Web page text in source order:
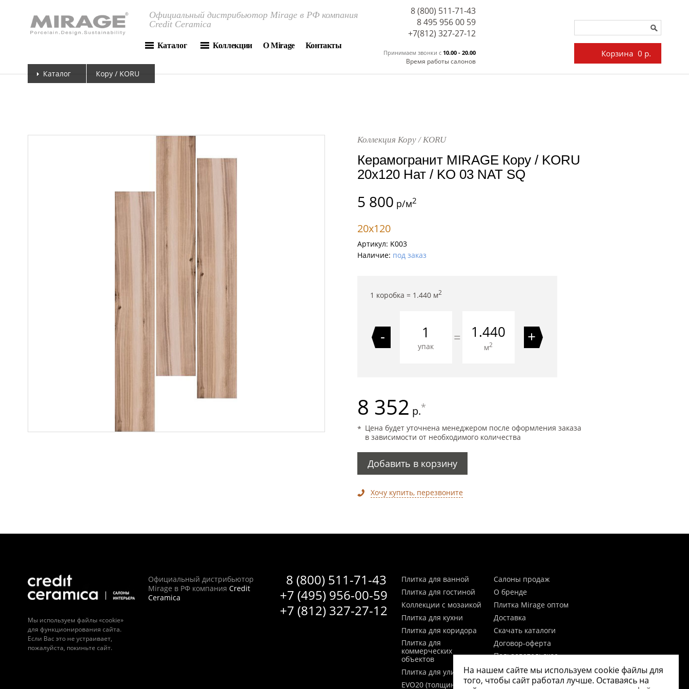
Официальный дистрибьютор Mirage в РФ компания
Credit Ceramica
Каталог Коллекции О Mirage Контакты
8 (800) 511-71-43
8 495 956 00 59
Принимаем звонки c 10.00 - 20.00
Время работы салонов
+7(812) 327-27-12
Корзина 0 р.
Каталог Кору / KORU
Коллекция Кору / KORU
Керамогранит MIRAGE Кору / KORU
20x120 Нат / KO 03 NAT SQ
5 800 р/м2
20x120
Артикул: K003
Наличие: под заказ
1 коробка = 1.440м2
-
упак
= 1.440
м2 +
8 352 р.*
Цена будет уточнена менеджером после оформления заказа
в зависимости от необходимого количества
Добавить в корзину
Хочу купить, перезвоните
Мы используем файлы «cookie»
для функционирования сайта.
Если Вас это не устраивает,
пожалуйста, покиньте сайт.
8 (800) 511-71-43
+7 (495) 956-00-59
+7 (812) 327-27-12
Официальный дистрибьютор
Mirage в РФ компания Credit
Ceramica
Плитка для ванной
Плитка для гостиной
Коллекции с мозаикой
Плитка для кухни
Плитка для коридора
Плитка для
коммерческих
объектов
Плитка для улицы
EVO20 (толщина 20мм)
Салоны продаж
О бренде
Плитка Mirage оптом
Доставка
Скачать каталоги
Договор-оферта
Пользовательское
Согласие на обработку
персональных данных
На нашем сайте мы используем cookie файлы для
того, чтобы сайт работал лучше. Оставаясь на